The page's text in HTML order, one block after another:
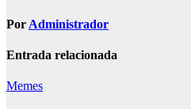
Por Administrador
Entrada relacionada
Memes